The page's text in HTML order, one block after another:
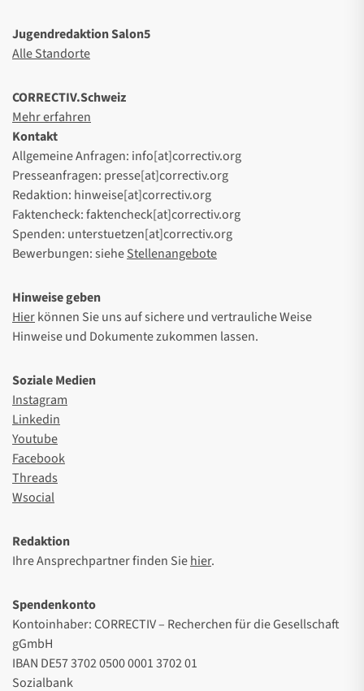
Jugendredaktion Salon5
Alle Standorte
CORRECTIV.Schweiz
Mehr erfahren
Kontakt
Allgemeine Anfragen: info[at]correctiv.org
Presseanfragen: presse[at]correctiv.org
Redaktion: hinweise[at]correctiv.org
Faktencheck: faktencheck[at]correctiv.org
Spenden: unterstuetzen[at]correctiv.org
Bewerbungen: sieheStellenangebote
Hinweise geben
Hierkönnen Sie uns auf sichere und vertrauliche Weise
Hinweise und Dokumente zukommen lassen.
Soziale Medien
Instagram
Linkedin
Youtube
Facebook
Threads
Wsocial
Redaktion
Ihre Ansprechpartner finden Siehier.
Spendenkonto
Kontoinhaber: CORRECTIV – Recherchen für die Gesellschaft
gGmbH
IBAN DE57 3702 0500 0001 3702 01
Sozialbank